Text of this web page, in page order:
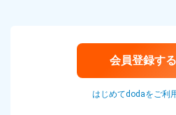
会員登録する
はじめてdodaをご利